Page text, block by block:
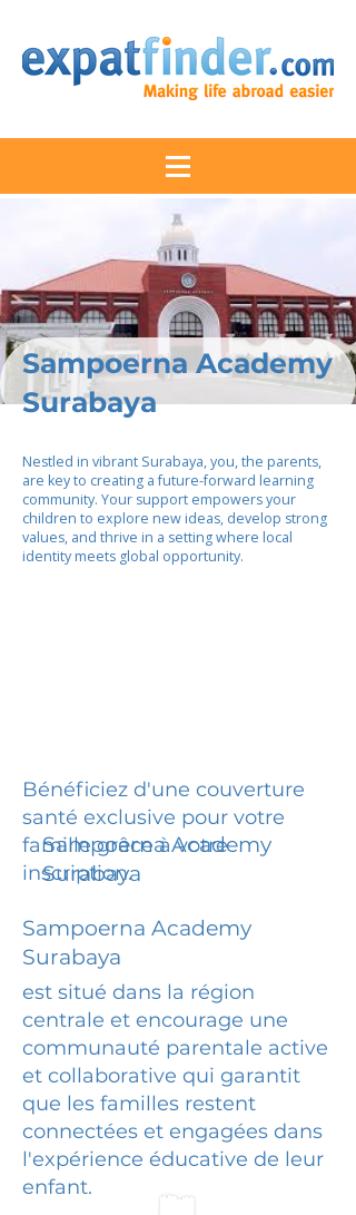
Sampoerna Academy
Surabaya
Nestled in vibrant Surabaya, you, the parents,
are key to creating a future-forward learning
community. Your support empowers your
children to explore new ideas, develop strong
values, and thrive in a setting where local
identity meets global opportunity.
Bénéficiez d'une couverture
santé exclusive pour votre
famille grâce à votre
inscription.
Sampoerna Academy
Surabaya
Sampoerna Academy
Surabaya
est situé dans la région
centrale et encourage une
communauté parentale active
et collaborative qui garantit
que les familles restent
connectées et engagées dans
l'expérience éducative de leur
enfant.